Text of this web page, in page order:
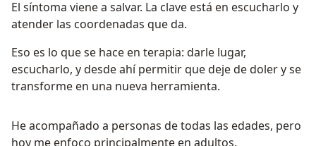
El síntoma viene a salvar. La clave está en escucharlo y
atender las coordenadas que da.
Eso es lo que se hace en terapia: darle lugar,
escucharlo, y desde ahí permitir que deje de doler y se
transforme en una nueva herramienta.
He acompañado a personas de todas las edades, pero
hoy me enfoco principalmente en adultos.